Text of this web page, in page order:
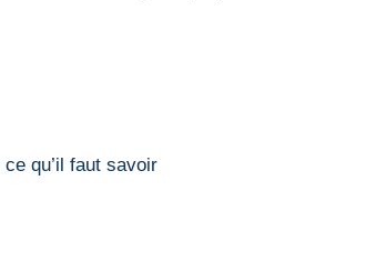
qu’il faut savoir